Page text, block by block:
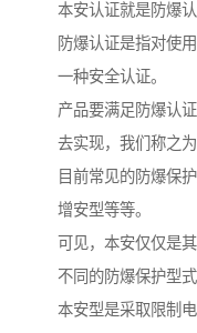
本安认证就是防爆
防爆认证是指对使
一种安全认证。
产品要满足防爆认
去实现，我们称之
目前常见的防爆保
增安型等等。
可见，本安仅仅是
不同的防爆保护型
本安型是采取限制